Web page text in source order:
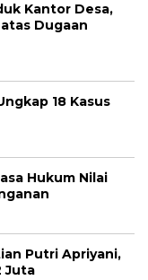
Kantor Desa,
Dugaan
18 Kasus
Hukum Nilai
Putri Apriyani,
Juta